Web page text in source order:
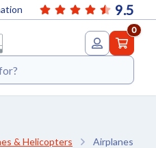
9.5
0
& Helicopters Airplanes